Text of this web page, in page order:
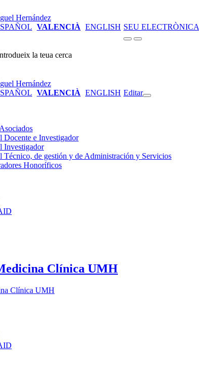
VALENCIÀ ENGLISH SEU ELECTRÒNICA
la teua cerca
VALENCIÀ ENGLISH Editar
Docente e Investigador
Investigador
Técnico, de gestión y de Administración y Servicios
Honoríficos
Clínica UMH
Clínica UMH